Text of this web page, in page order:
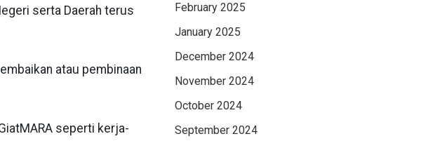
serta Daerah terus
atau pembinaan
seperti kerja-
February 2025
January 2025
December 2024
November 2024
October 2024
September 2024